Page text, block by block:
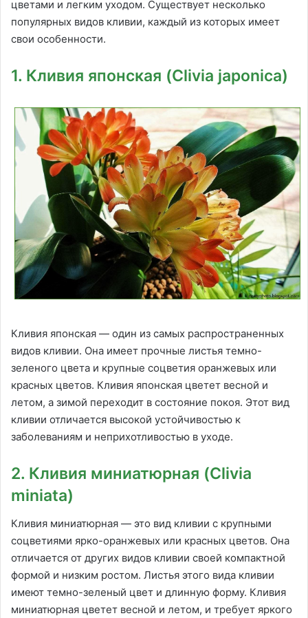
цветами и легким уходом. Существует несколько
популярных видов кливии, каждый из которых имеет
свои особенности.
1. Кливия японская (Clivia japonica)
Кливия японская — один из самых распространенных
видов кливии. Она имеет прочные листья темно-
зеленого цвета и крупные соцветия оранжевых или
красных цветов. Кливия японская цветет весной и
летом, а зимой переходит в состояние покоя. Этот вид
кливии отличается высокой устойчивостью к
заболеваниям и неприхотливостью в уходе.
2. Кливия миниатюрная (Clivia
miniata)
Кливия миниатюрная — это вид кливии с крупными
соцветиями ярко-оранжевых или красных цветов. Она
отличается от других видов кливии своей компактной
формой и низким ростом. Листья этого вида кливии
имеют темно-зеленый цвет и длинную форму. Кливия
миниатюрная цветет весной и летом, и требует яркого